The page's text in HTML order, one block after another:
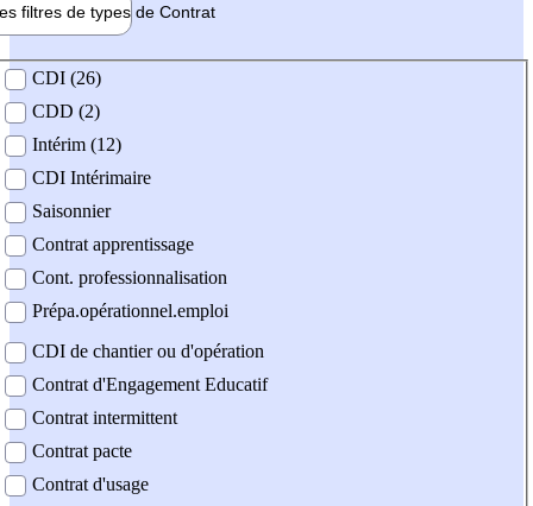
filtres de types de Contrat
contrat
CDI (26)
CDD (2)
Intérim (12)
CDI Intérimaire
Saisonnier
Contrat apprentissage
Cont. professionnalisation
Prépa.opérationnel.emploi
CDI de chantier ou d'opération
Contrat d'Engagement Educatif
Contrat intermittent
Contrat pacte
Contrat d'usage